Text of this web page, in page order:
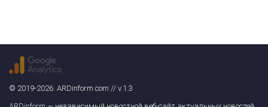
© 2019-2026. ARDinform.com // v.1.3